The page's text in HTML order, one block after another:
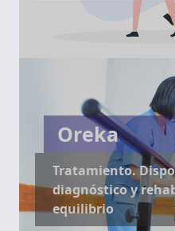
Oreka
Tratamiento.
diagnóstico y
equilibrio